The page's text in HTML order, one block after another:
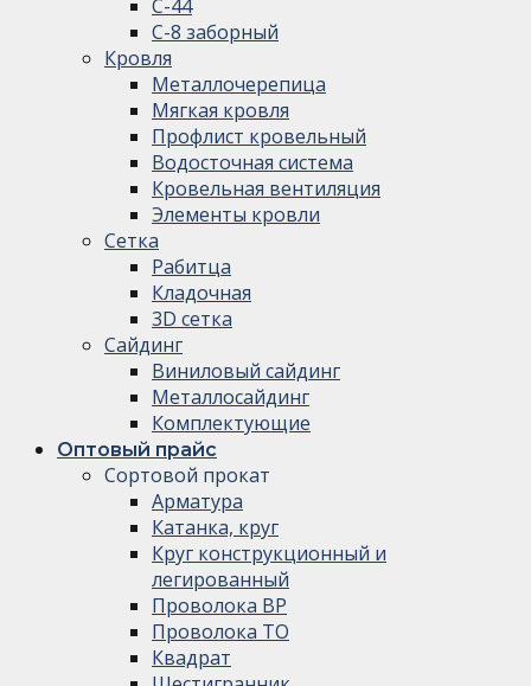
С-44
С-8 заборный
Кровля
Металлочерепица
Мягкая кровля
Профлист кровельный
Водосточная система
Кровельная вентиляция
Элементы кровли
Сетка
Рабитца
Кладочная
3D сетка
Сайдинг
Виниловый сайдинг
Металлосайдинг
Комплектующие
Оптовый прайс
Сортовой прокат
Арматура
Катанка, круг
Круг конструкционный и
легированный
Проволока ВР
Проволока ТО
Квадрат